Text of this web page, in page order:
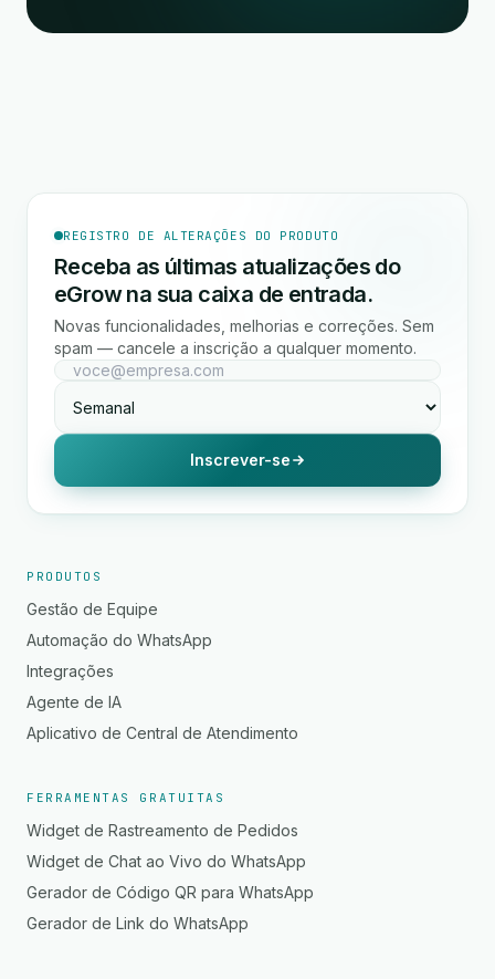
REGISTRO DE ALTERAÇÕES DO PRODUTO
Receba as últimas atualizações do
eGrow na sua caixa de entrada.
Novas funcionalidades, melhorias e correções. Sem
spam — cancele a inscrição a qualquer momento.
Inscrever-se
PRODUTOS
Gestão de Equipe
Automação do WhatsApp
Integrações
Agente de IA
Aplicativo de Central de Atendimento
FERRAMENTAS GRATUITAS
Widget de Rastreamento de Pedidos
Widget de Chat ao Vivo do WhatsApp
Gerador de Código QR para WhatsApp
Gerador de Link do WhatsApp